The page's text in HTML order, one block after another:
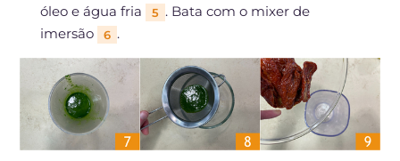
óleo e água fria
5 . Bata com o mixer de
imersão
6 .